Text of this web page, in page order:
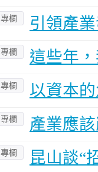
專欄 引領產
專欄 這些年
專欄 以資本
專欄 產業應
專欄 昆山談“